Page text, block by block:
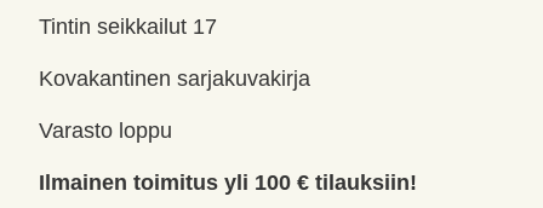
Tintin seikkailut 17
Kovakantinen sarjakuvakirja
Varasto loppu
Ilmainen toimitus yli 100 € tilauksiin!